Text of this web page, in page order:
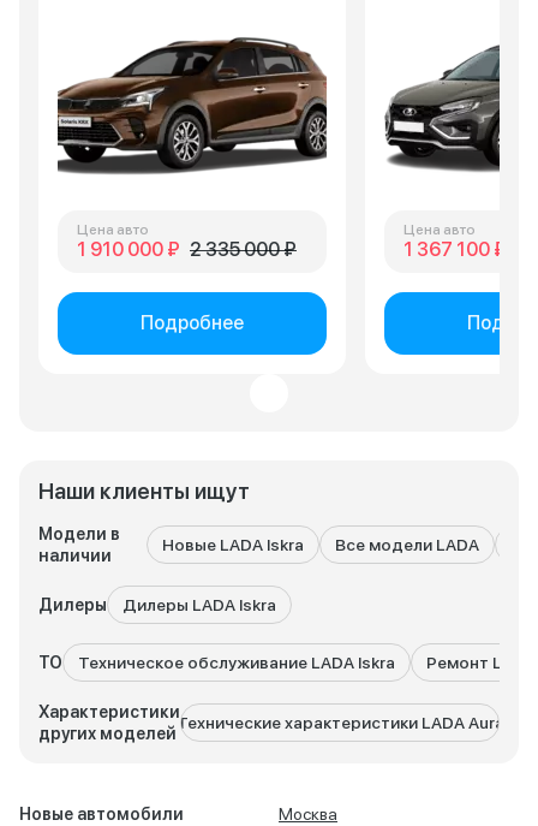
Наши клиенты ищут
Модели в
наличии
Новые LADA Iskra Все модели LADA
Дилеры Дилеры LADA Iskra
ТО Техническое обслуживание LADA Iskra Ремонт
Характеристики
других моделей
Технические характеристики LADA Aura
Цена авто
1 910 000 ₽ 2 335 000 ₽
Подробнее
Цена авто
1 367 100 ₽
Новые автомобили
Москва